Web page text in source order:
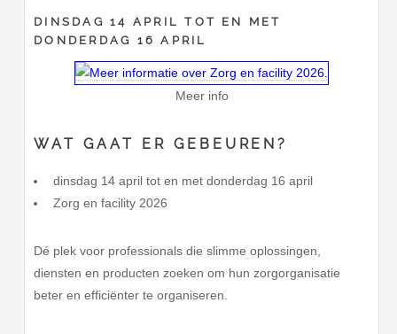
DINSDAG 14 APRIL TOT EN MET
DONDERDAG 16 APRIL
Meer info
WAT GAAT ER GEBEUREN?
dinsdag 14 april tot en met donderdag 16 april
Zorg en facility 2026
Dé plek voor professionals die slimme oplossingen,
diensten en producten zoeken om hun zorgorganisatie
beter en efficiënter te organiseren.